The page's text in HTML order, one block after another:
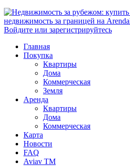
Войдите или зарегистрируйтесь
Главная
Покупка
Квартиры
Дома
Коммерческая
Земля
Аренда
Квартиры
Дома
Коммерческая
Карта
Новости
FAQ
Aviav TM